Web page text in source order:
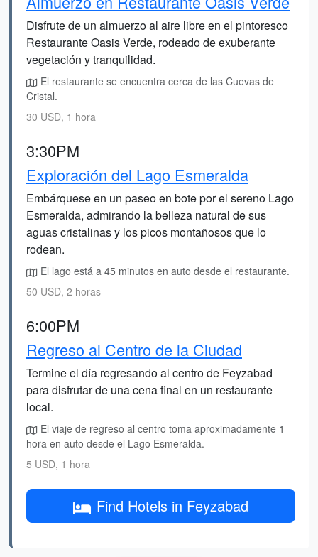
Disfrute de un almuerzo al aire libre en el pintoresco
Restaurante Oasis Verde, rodeado de exuberante
vegetación y tranquilidad.
El restaurante se encuentra cerca de las Cuevas de
Cristal.
30 USD, 1 hora
3:30PM
Exploración del Lago Esmeralda
Embárquese en un paseo en bote por el sereno Lago
Esmeralda, admirando la belleza natural de sus
aguas cristalinas y los picos montañosos que lo
rodean.
El lago está a 45 minutos en auto desde el restaurante.
50 USD, 2 horas
6:00PM
Regreso al Centro de la Ciudad
Termine el día regresando al centro de Feyzabad
para disfrutar de una cena final en un restaurante
local.
El viaje de regreso al centro toma aproximadamente 1
hora en auto desde el Lago Esmeralda.
5 USD, 1 hora
Find Hotels in Feyzabad